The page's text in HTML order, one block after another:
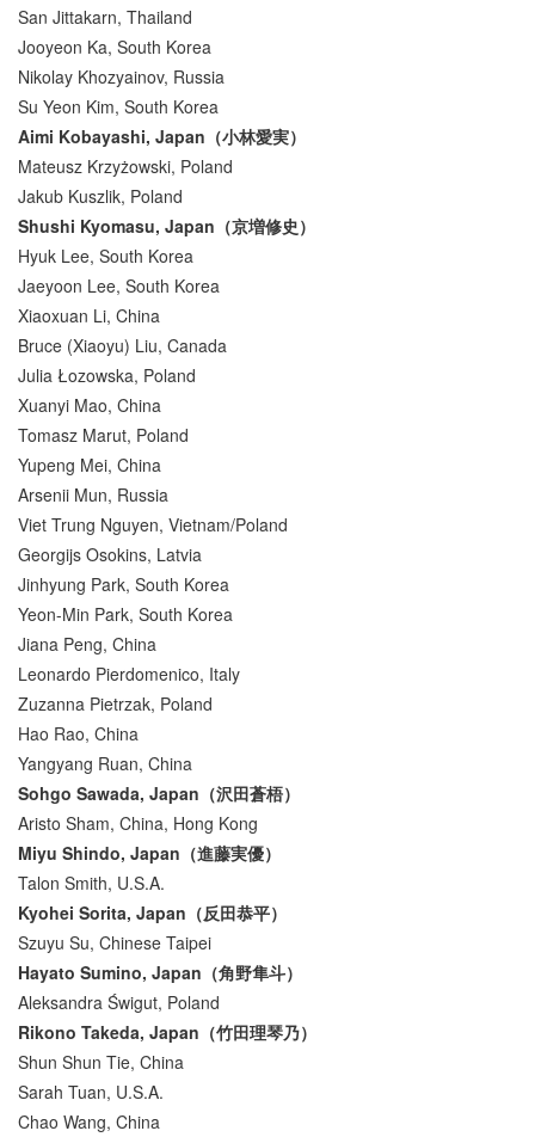
San Jittakarn, Thailand
Jooyeon Ka, South Korea
Nikolay Khozyainov, Russia
Su Yeon Kim, South Korea
Aimi Kobayashi, Japan（小林愛実）
Mateusz Krzyżowski, Poland
Jakub Kuszlik, Poland
Shushi Kyomasu, Japan（京増修史）
Hyuk Lee, South Korea
Jaeyoon Lee, South Korea
Xiaoxuan Li, China
Bruce (Xiaoyu) Liu, Canada
Julia Łozowska, Poland
Xuanyi Mao, China
Tomasz Marut, Poland
Yupeng Mei, China
Arsenii Mun, Russia
Viet Trung Nguyen, Vietnam/Poland
Georgijs Osokins, Latvia
Jinhyung Park, South Korea
Yeon-Min Park, South Korea
Jiana Peng, China
Leonardo Pierdomenico, Italy
Zuzanna Pietrzak, Poland
Hao Rao, China
Yangyang Ruan, China
Sohgo Sawada, Japan（沢田蒼梧）
Aristo Sham, China, Hong Kong
Miyu Shindo, Japan（進藤実優）
Talon Smith, U.S.A.
Kyohei Sorita, Japan（反田恭平）
Szuyu Su, Chinese Taipei
Hayato Sumino, Japan（角野隼斗）
Aleksandra Świgut, Poland
Rikono Takeda, Japan（竹田理琴乃）
Shun Shun Tie, China
Sarah Tuan, U.S.A.
Chao Wang, China